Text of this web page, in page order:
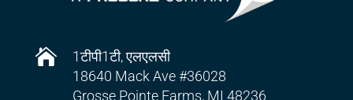

1टीपी1टी, एलएलसी
18640 Mack Ave #36028
Grosse Pointe Farms, MI 48236